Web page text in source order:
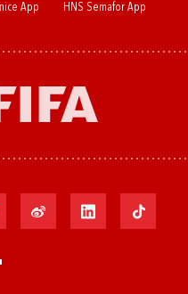
App HNS Semafor App